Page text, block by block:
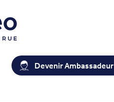
Devenir Ambassadeur